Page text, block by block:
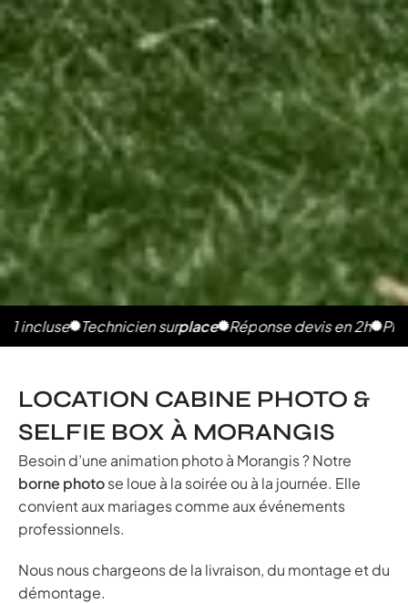
Technicien surplace Réponse devis en 2h Photos
LOCATION CABINE PHOTO &
SELFIE BOX À MORANGIS
Besoin d’une animation photo à Morangis ? Notre
borne photose loue à la soirée ou à la journée. Elle
convient aux mariages comme aux événements
professionnels.
Nous nous chargeons de la livraison, du montage et du
démontage.